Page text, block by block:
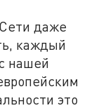
даже
каждый
нашей
это